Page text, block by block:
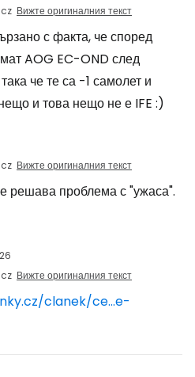
Вижте оригиналния текст
с факта, че според
AOG EC-OND след
че те са -1 самолет и
и това нещо не е IFE :)
Вижте оригиналния текст
решава проблема с "ужаса".
Вижте оригиналния текст
clanek/ce...e-